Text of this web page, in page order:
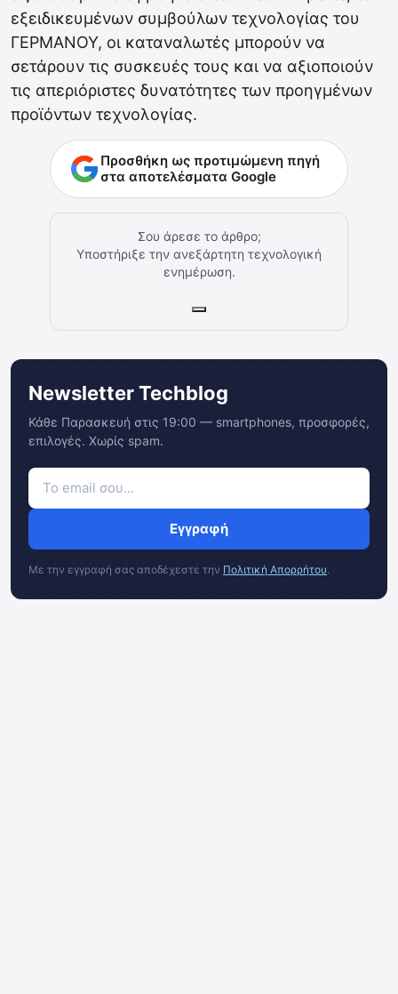
εξειδικευμένων συμβούλων τεχνολογίας του
ΓΕΡΜΑΝΟΥ, οι καταναλωτές μπορούν να
σετάρουν τις συσκευές τους και να αξιοποιούν
τις απεριόριστες δυνατότητες των προηγμένων
προϊόντων τεχνολογίας.
Προσθήκη ως προτιμώμενη πηγή
στα αποτελέσματα Google
Σου άρεσε το άρθρο;
Υποστήριξε την ανεξάρτητη τεχνολογική
ενημέρωση.
Newsletter Techblog
Κάθε Παρασκευή στις 19:00 — smartphones, προσφορές,
επιλογές. Χωρίς spam.
Εγγραφή
Με την εγγραφή σας αποδέχεστε την Πολιτική Απορρήτου.